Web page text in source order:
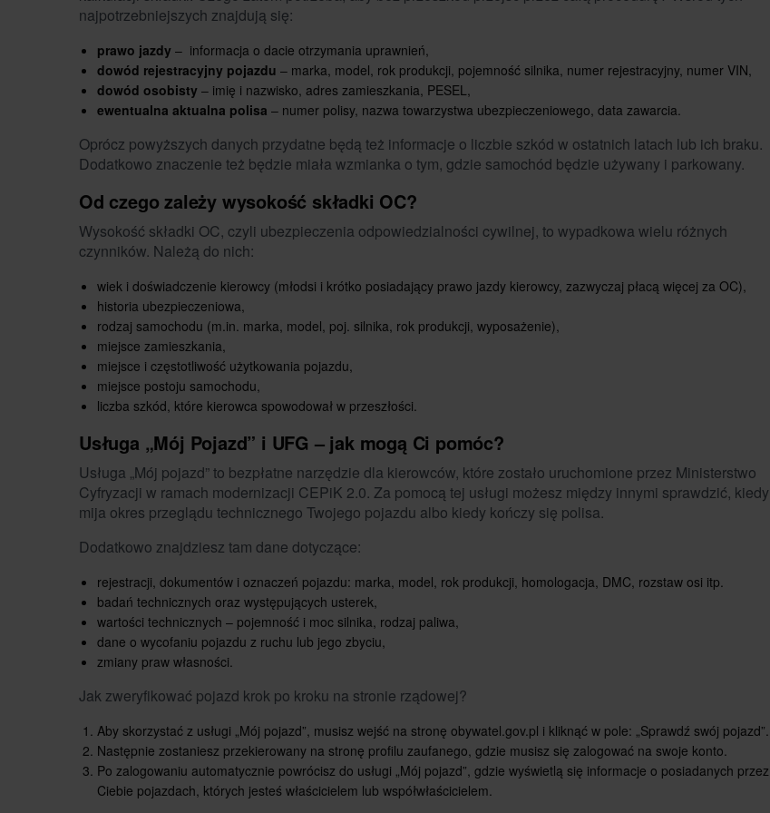
najpotrzebniejszych znajdują się:
prawo jazdy – informacja o dacie otrzymania uprawnień,
dowód rejestracyjny pojazdu – marka, model, rok produkcji, pojemność silnika, numer rejestracyjny, numer VIN,
dowód osobisty – imię i nazwisko, adres zamieszkania, PESEL,
ewentualna aktualna polisa – numer polisy, nazwa towarzystwa ubezpieczeniowego, data zawarcia.
Oprócz powyższych danych przydatne będą też informacje o liczbie szkód w ostatnich latach lub ich braku.
Dodatkowo znaczenie też będzie miała wzmianka o tym, gdzie samochód będzie używany i parkowany.
Od czego zależy wysokość składki OC?
Wysokość składki OC, czyli ubezpieczenia odpowiedzialności cywilnej, to wypadkowa wielu różnych
czynników. Należą do nich:
wiek i doświadczenie kierowcy (młodsi i krótko posiadający prawo jazdy kierowcy, zazwyczaj płacą więcej za OC),
historia ubezpieczeniowa,
rodzaj samochodu (m.in. marka, model, poj. silnika, rok produkcji, wyposażenie),
miejsce zamieszkania,
miejsce i częstotliwość użytkowania pojazdu,
miejsce postoju samochodu,
liczba szkód, które kierowca spowodował w przeszłości.
Usługa „Mój Pojazd” i UFG – jak mogą Ci pomóc?
Usługa „Mój pojazd” to bezpłatne narzędzie dla kierowców, które zostało uruchomione przez Ministerstwo
Cyfryzacji w ramach modernizacji CEPiK 2.0. Za pomocą tej usługi możesz między innymi sprawdzić, kiedy
mija okres przeglądu technicznego Twojego pojazdu albo kiedy kończy się polisa.
Dodatkowo znajdziesz tam dane dotyczące:
rejestracji, dokumentów i oznaczeń pojazdu: marka, model, rok produkcji, homologacja, DMC, rozstaw osi itp.
badań technicznych oraz występujących usterek,
wartości technicznych – pojemność i moc silnika, rodzaj paliwa,
dane o wycofaniu pojazdu z ruchu lub jego zbyciu,
zmiany praw własności.
Jak zweryfikować pojazd krok po kroku na stronie rządowej?
Aby skorzystać z usługi „Mój pojazd”, musisz wejść na stronę obywatel.gov.pl i kliknąć w pole: „Sprawdź swój pojazd”.
Następnie zostaniesz przekierowany na stronę profilu zaufanego, gdzie musisz się zalogować na swoje konto.
Po zalogowaniu automatycznie powrócisz do usługi „Mój pojazd”, gdzie wyświetlą się informacje o posiadanych przez
Ciebie pojazdach, których jesteś właścicielem lub współwłaścicielem.